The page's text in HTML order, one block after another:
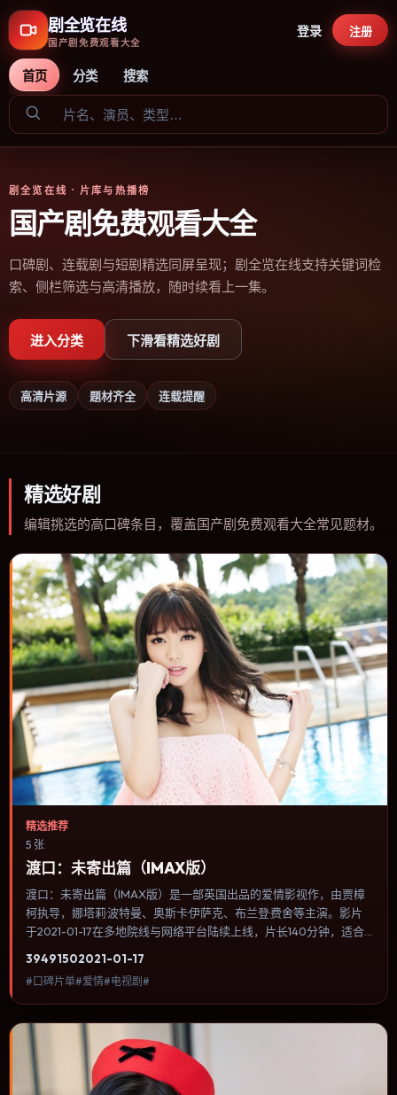
剧全览在线
国产剧免费观看大全
首页 分类 搜索
登录 注册
剧全览在线 · 片库与热播榜
国产剧免费观看大全
口碑剧、连载剧与短剧精选同屏呈现；剧全览在线支持关键词检
索、侧栏筛选与高清播放，随时续看上一集。
进入分类 下滑看精选好剧
高清片源 题材齐全 连载提醒
精选好剧
编辑挑选的高口碑条目，覆盖国产剧免费观看大全常见题材。
精选推荐
5 张
渡口：未寄出篇（IMAX版）
渡口：未寄出篇（IMAX版）是一部英国出品的爱情影视作，由贾樟
柯执导，娜塔莉·波特曼、奥斯卡·伊萨克、布兰登·费舍等主演。影片
于2021-01-17在多地院线与网络平台陆续上线，片长140分钟，适合
聚焦人物选择与情节推进，节奏与视听语言统一，可作为休闲观影或
类型片补片的选择。
39491502021-01-17
#口碑片单#爱情#电视剧#